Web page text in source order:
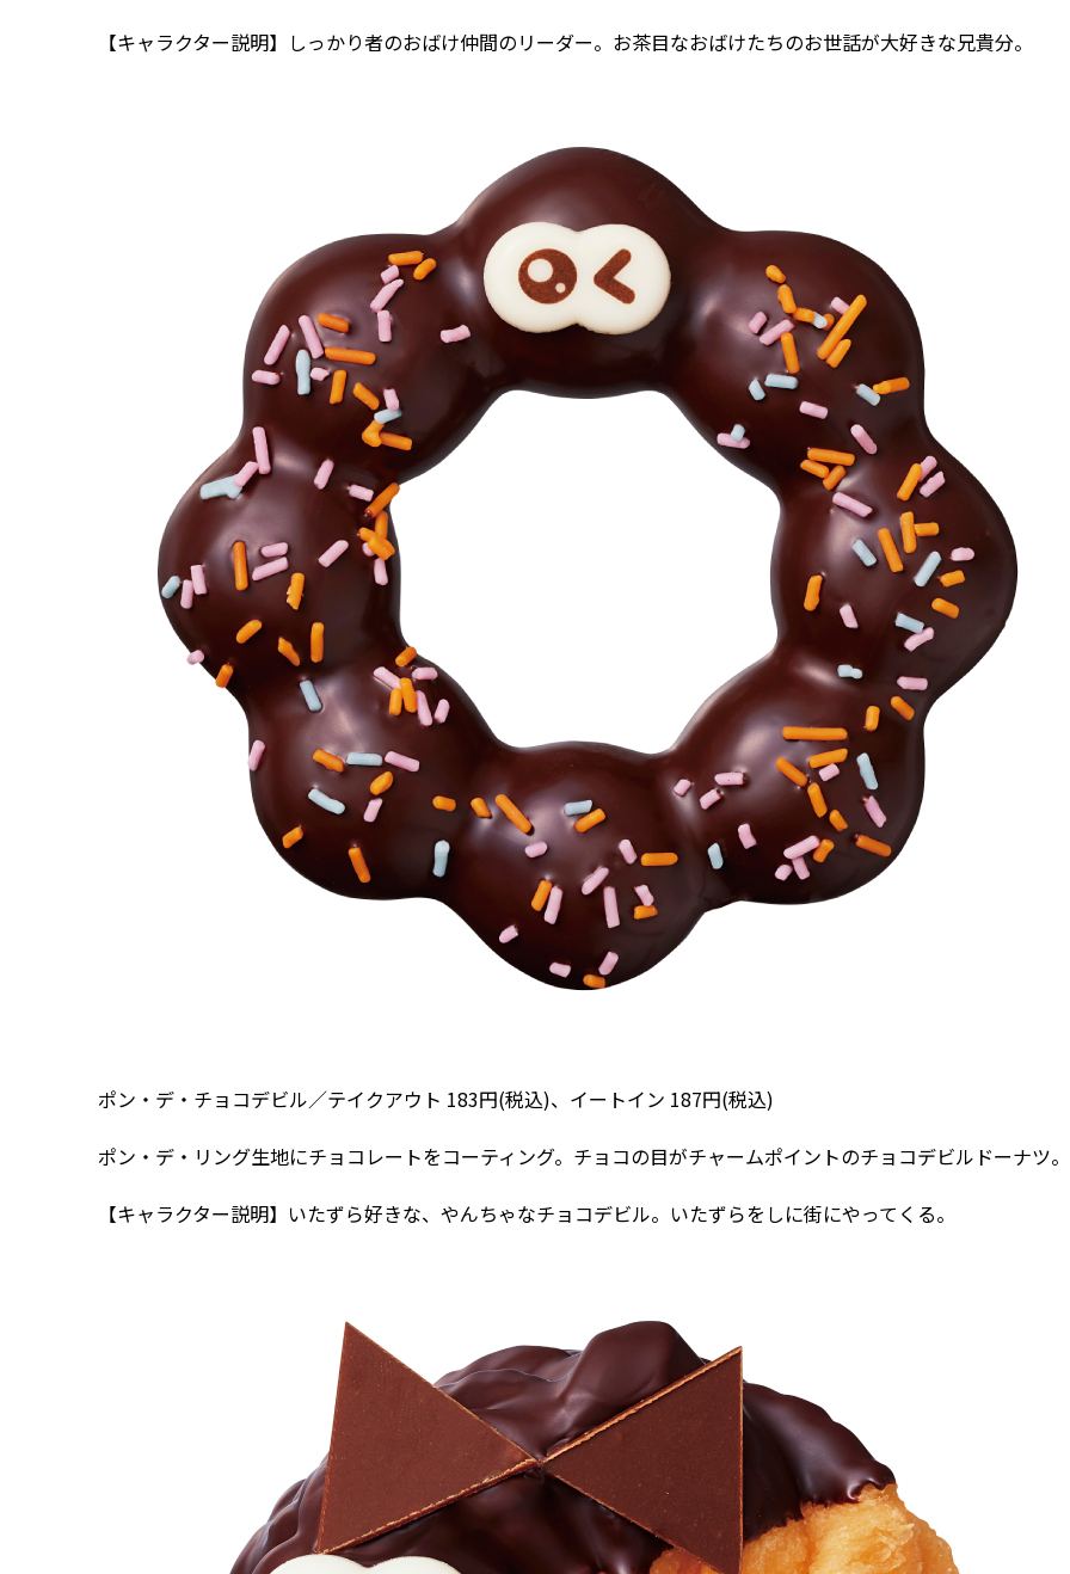
【キャラクター説明】しっかり者のおばけ仲間のリーダー。お茶目なおばけたちのお世話が大好きな兄貴分。
ポン・デ・チョコデビル／テイクアウト 183円(税込)、イートイン 187円(税込)
ポン・デ・リング生地にチョコレートをコーティング。チョコの目がチャームポイントのチョコデビルドーナツ。
【キャラクター説明】いたずら好きな、やんちゃなチョコデビル。いたずらをしに街にやってくる。